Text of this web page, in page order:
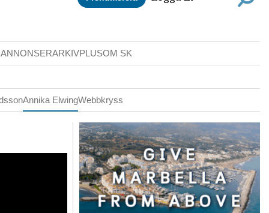
ARKIVPLUSOM SK
Annika ElwingWebbkryss